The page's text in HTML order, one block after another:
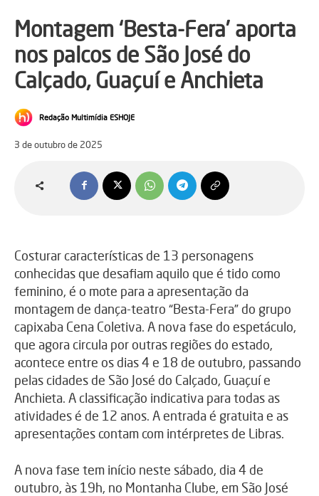
Montagem ‘Besta-Fera’ aporta
nos palcos de São José do
Calçado, Guaçuí e Anchieta
Redação Multimídia ESHOJE
3 de outubro de 2025
Costurar características de 13 personagens
conhecidas que desafiam aquilo que é tido como
feminino, é o mote para a apresentação da
montagem de dança-teatro “Besta-Fera” do grupo
capixaba Cena Coletiva. A nova fase do espetáculo,
que agora circula por outras regiões do estado,
acontece entre os dias 4 e 18 de outubro, passando
pelas cidades de São José do Calçado, Guaçuí e
Anchieta. A classificação indicativa para todas as
atividades é de 12 anos. A entrada é gratuita e as
apresentações contam com intérpretes de Libras.
A nova fase tem início neste sábado, dia 4 de
outubro, às 19h, no Montanha Clube, em São José